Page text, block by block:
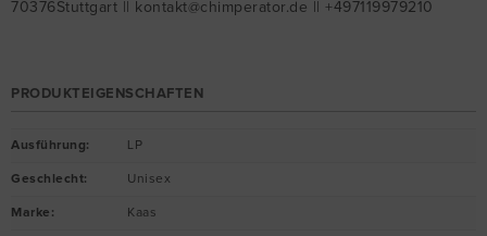
70376Stuttgart || kontakt@chimperator.de || +497119979210
PRODUKTEIGENSCHAFTEN
Ausführung: LP
Geschlecht: Unisex
Marke : Kaas